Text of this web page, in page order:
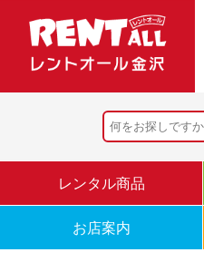
レンタル商品
お店案内